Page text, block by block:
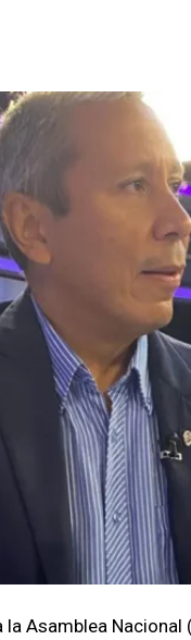
la Asamblea